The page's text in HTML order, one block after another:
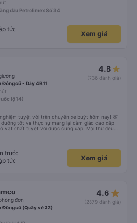
dầu Petrolimex Số 34
tức
Xem giá
4.8
(736 đánh giá)
Đông cũ - Dãy 4B11
lộ 14)
tuyệt vời trên chuyến xe buýt hôm nay! 💯
dưỡng tốt và thực sự mang lại cảm giác cao cấp
vật chất tuyệt vời được cung cấp. Mọi thứ đều
viên và tài xế rất tốt bụng, hữu ích và chu đáo,
tôi rất vui và hài lòng từ đầu đến cuối. Rất đáng
nó rất dễ sử dụng, thân thiện với người dùng và
chúng tôi. Mọi thứ đều diễn ra suôn sẻ!
trước
tức
Xem giá
đơn
4.6 star_rate
(2879 đánh giá)
Đông cũ (Quầy vé 32)